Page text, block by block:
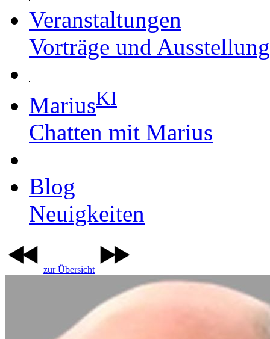
Veranstaltungen
Vorträge und
MariusKI
Chatten mit Marius
Blog
Neuigkeiten
zur Übersicht